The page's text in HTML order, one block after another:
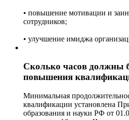
• повышение мотивации и
сотрудников;
• улучшение имиджа
Сколько часов должны
повышения
Минимальная
квалификации установлена
образования и науки РФ от